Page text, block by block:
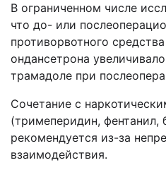
В ограниченном числе
что до- или
противорвотного
ондансетрона
трамадоле при
Сочетание с
(тримеперидин, фентанил,
рекомендуется из-за
взаимодействия.